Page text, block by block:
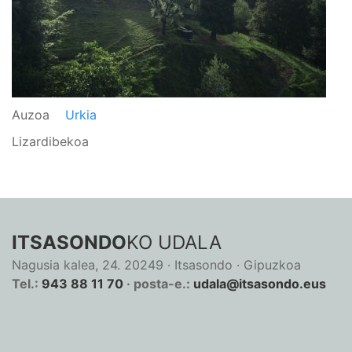
Auzoa
Urkia
Lizardibekoa
ITSASONDOKO UDALA
Nagusia kalea, 24. 20249 · Itsasondo · Gipuzkoa
Tel.: 943 88 11 70 · posta-e.: udala@itsasondo.eus